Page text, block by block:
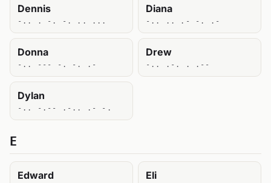
Dennis
-.. . -. -. .. ...
Diana
-.. .. .- -. .-
Donna
-.. --- -. -. .-
Drew
-.. .-. . .--
Dylan
-.. -.-- .-.. .- -.
E
Edward Eli